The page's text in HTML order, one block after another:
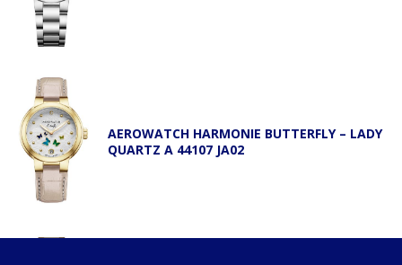
AEROWATCH HARMONIE BUTTERFLY – LADY
QUARTZ A 44107 JA02